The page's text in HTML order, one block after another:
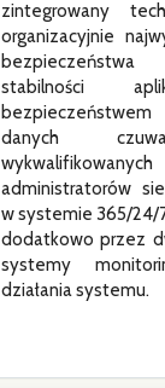
zintegrowany
organizacyjnie
stabilności
danych
wykwalifikowanych
administratorów
w systemie 365/24/
dodatkowo przez
systemy
działania systemu.